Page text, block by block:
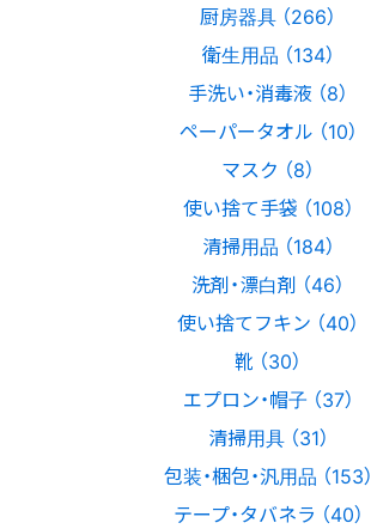
厨房器具 （266）
衛生用品 （134）
手洗い・消毒液 （8）
ペーパータオル （10）
マスク （8）
使い捨て手袋 （108）
清掃用品 （184）
洗剤・漂白剤 （46）
使い捨てフキン （40）
靴 （30）
エプロン・帽子 （37）
清掃用具 （31）
包装・梱包・汎用品 （153）
テープ・タバネラ （40）